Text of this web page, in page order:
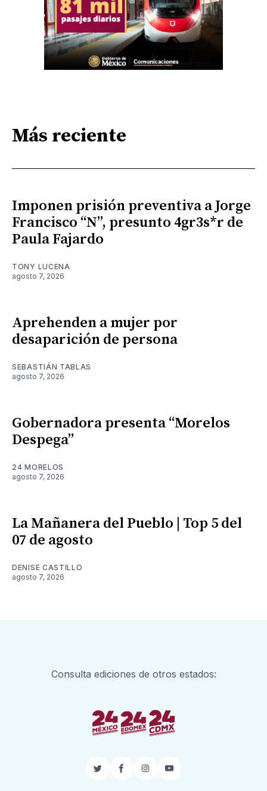
Más reciente
Imponen prisión preventiva a Jorge
Francisco “N”, presunto 4gr3s*r de
Paula Fajardo
TONY LUCENA
agosto 7, 2026
Aprehenden a mujer por
desaparición de persona
SEBASTIÁN TABLAS
agosto 7, 2026
Gobernadora presenta “Morelos
Despega”
24 MORELOS
agosto 7, 2026
La Mañanera del Pueblo | Top 5 del
07 de agosto
DENISE CASTILLO
agosto 7, 2026
Consulta ediciones de otros estados:
TwitterFacebook
InstagramYouTube